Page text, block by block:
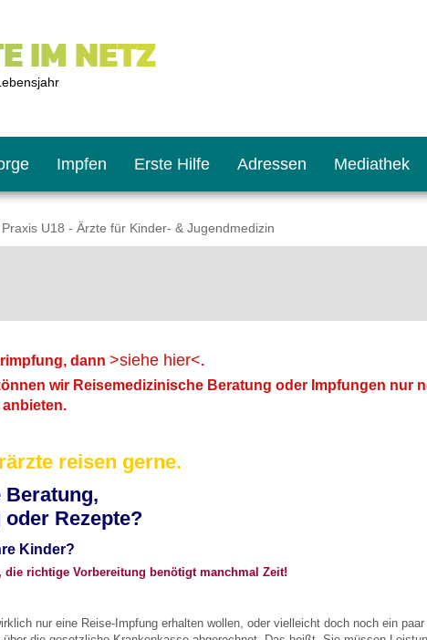
IM NETZ
Impfen Erste Hilfe Adressen Mediathek
U18 - Ärzte für Kinder- & Jugendmedizin
dann >siehe hier<.
wir Reisemedizinische Beratung oder Impfungen nur
reisen gerne.
Beratung,
Rezepte?
Kinder?
richtige Vorbereitung benötigt manchmal Zeit!
nur eine Reise-Impfung erhalten wollen, oder vielleicht doch noch ein